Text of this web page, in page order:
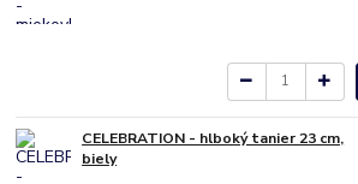
CELEBRATION - hlboký tanier 23 cm,
biely